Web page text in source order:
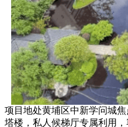
项目地处黄埔区中新学问城
塔楼，私人候梯厅专属利用